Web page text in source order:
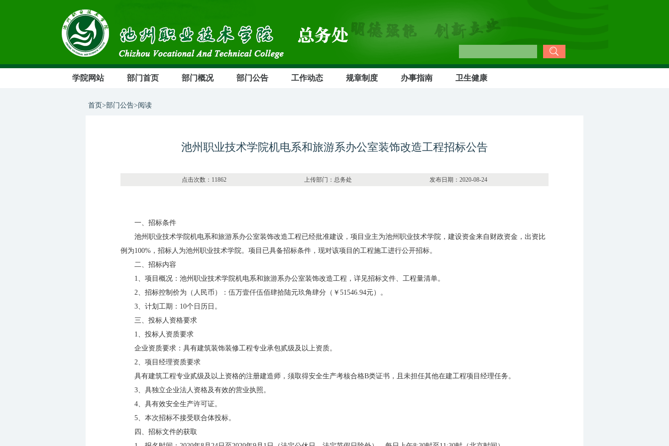
学院网站 部门首页 部门概况 部门公告 工作动态 规章制度 办事指南 卫生健康
首页>部门公告>阅读
池州职业技术学院机电系和旅游系办公室装饰改造工程招标公告
点击次数：11862 上传部门：总务处 发布日期：2020-08-24
一、招标条件
池州职业技术学院机电系和旅游系办公室装饰改造工程已经批准建设，项目业主为池州职业技术学院，建设资金来自财政资金，出资比
例为100%，招标人为池州职业技术学院。项目已具备招标条件，现对该项目的工程施工进行公开招标。
二、招标内容
1、项目概况：池州职业技术学院机电系和旅游系办公室装饰改造工程，详见招标文件、工程量清单。
2、招标控制价为（人民币）：伍万壹仟伍佰肆拾陆元玖角肆分（￥51546.94元）。
3、计划工期：10个日历日。
三、投标人资格要求
1、投标人资质要求
企业资质要求：具有建筑装饰装修工程专业承包贰级及以上资质。
2、项目经理资质要求
具有建筑工程专业贰级及以上资格的注册建造师，须取得安全生产考核合格B类证书，且未担任其他在建工程项目经理任务。
3、具独立企业法人资格及有效的营业执照。
4、具有效安全生产许可证。
5、本次招标不接受联合体投标。
四、招标文件的获取